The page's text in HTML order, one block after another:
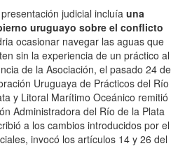
judicial incluía una
uruguayo sobre el conflicto
ocasionar navegar las aguas que
sin la experiencia de un práctico al
de la Asociación, el pasado 24 de
Uruguaya de Prácticos del Río
y Litoral Marítimo Oceánico remitió
Administradora del Río de la Plata
a los cambios introducidos por el
invocó los artículos 14 y 26 del